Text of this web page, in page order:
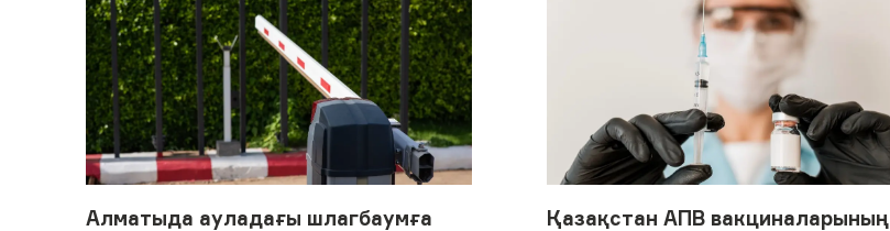
Алматыда ауладағы шлагбаумға
Қазақстан АПВ вакциналарының